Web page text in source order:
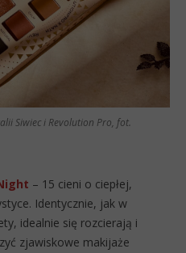
Siwiec i Revolution Pro, fot.
– 15 cieni o ciepłej,
Identycznie, jak w
idealnie się rozcierają i
zjawiskowe makijaże